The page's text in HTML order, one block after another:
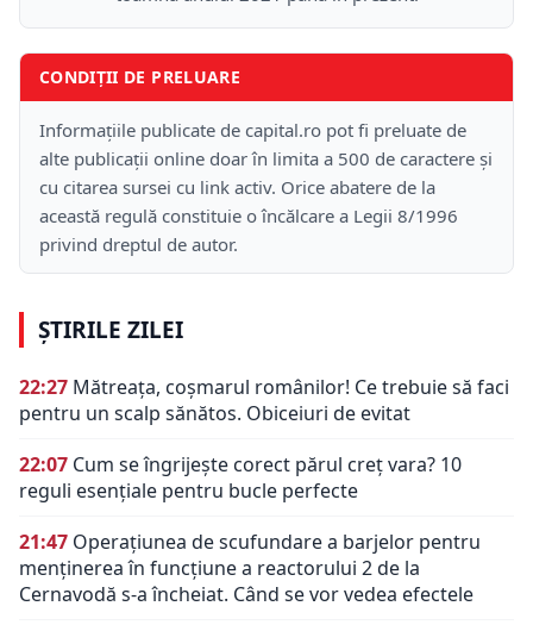
CONDIȚII DE PRELUARE
Informațiile publicate de capital.ro pot fi preluate de
alte publicații online doar în limita a 500 de caractere și
cu citarea sursei cu link activ. Orice abatere de la
această regulă constituie o încălcare a Legii 8/1996
privind dreptul de autor.
ȘTIRILE ZILEI
22:27 Mătreața, coșmarul românilor! Ce trebuie să faci
pentru un scalp sănătos. Obiceiuri de evitat
22:07 Cum se îngrijește corect părul creț vara? 10
reguli esențiale pentru bucle perfecte
21:47 Operațiunea de scufundare a barjelor pentru
menținerea în funcțiune a reactorului 2 de la
Cernavodă s-a încheiat. Când se vor vedea efectele